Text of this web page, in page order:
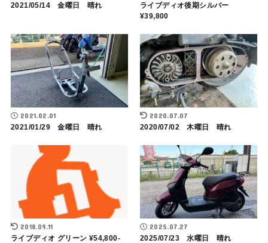
2021/05/14 金曜日 晴れ
ライブディオ後期シルバー
¥39,800
2021.02.01
2021/01/29 金曜日 晴れ
2020.07.07
2020/07/02 木曜日 晴れ
2018.09.11
ライブディオ グリーン ¥54,800-
2025.07.27
2025/07/23 水曜日 晴れ